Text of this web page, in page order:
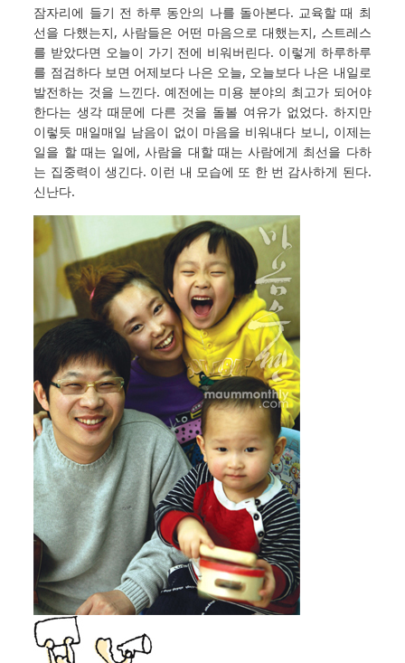
잠자리에 들기 전 하루 동안의 나를 돌아본다. 교육할 때 최
선을 다했는지, 사람들은 어떤 마음으로 대했는지, 스트레스
를 받았다면 오늘이 가기 전에 비워버린다. 이렇게 하루하루
를 점검하다 보면 어제보다 나은 오늘, 오늘보다 나은 내일로
발전하는 것을 느낀다. 예전에는 미용 분야의 최고가 되어야
한다는 생각 때문에 다른 것을 돌볼 여유가 없었다. 하지만
이렇듯 매일매일 남음이 없이 마음을 비워내다 보니, 이제는
일을 할 때는 일에, 사람을 대할 때는 사람에게 최선을 다하
는 집중력이 생긴다. 이런 내 모습에 또 한 번 감사하게 된다.
신난다.